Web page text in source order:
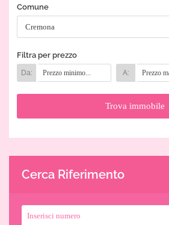
Comune
Filtra per prezzo
Da: A:
Cerca Riferimento